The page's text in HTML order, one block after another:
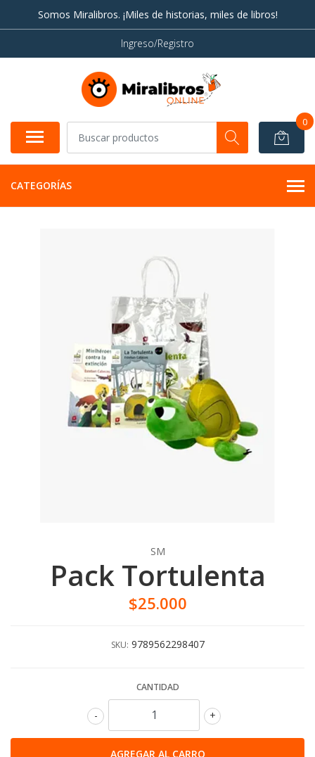
Somos Miralibros. ¡Miles de historias, miles de libros!
Ingreso/Registro
0
CATEGORÍAS
SM
Pack Tortulenta
$25.000
SKU: 9789562298407
CANTIDAD
+
-